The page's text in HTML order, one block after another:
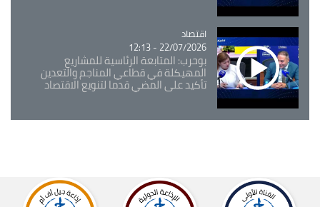
Catégorie
اقتصاد
22/07/2026 - 12:13
بوحرب: المتابعة الرئاسية للمشاريع
المهيكلة في قطاعي المناجم والتعدين
تأكيد على المضي قدما لتنويع الاقتصاد